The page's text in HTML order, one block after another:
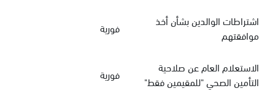
اشتراطات الوالدين بشأن أخذ
موافقتهم
فورية
الاستعلام العام عن صلاحية
التأمين الصحي "للمقيمين فقط"
فورية